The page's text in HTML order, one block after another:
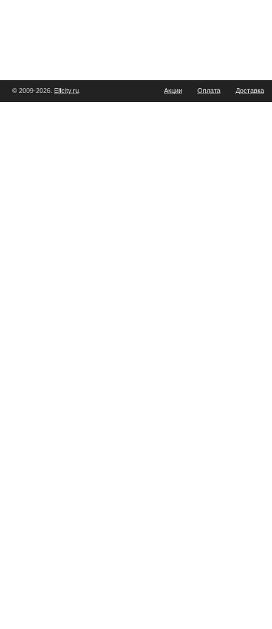
© 2009-2026. Elfcity.ru Акции Оплата Доставка